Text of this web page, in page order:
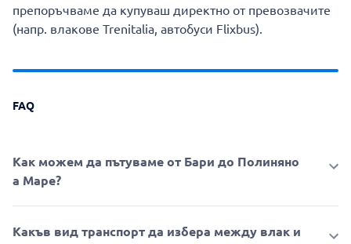
препоръчваме да купуваш директно от превозвачите
(напр. влакове Trenitalia, автобуси Flixbus).
FAQ
Как можем да пътуваме от Бари до Полиняно
а Маре?
Какъв вид транспорт да избера между влак и